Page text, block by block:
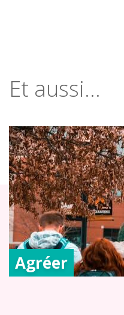
Et aussi...
Agréer